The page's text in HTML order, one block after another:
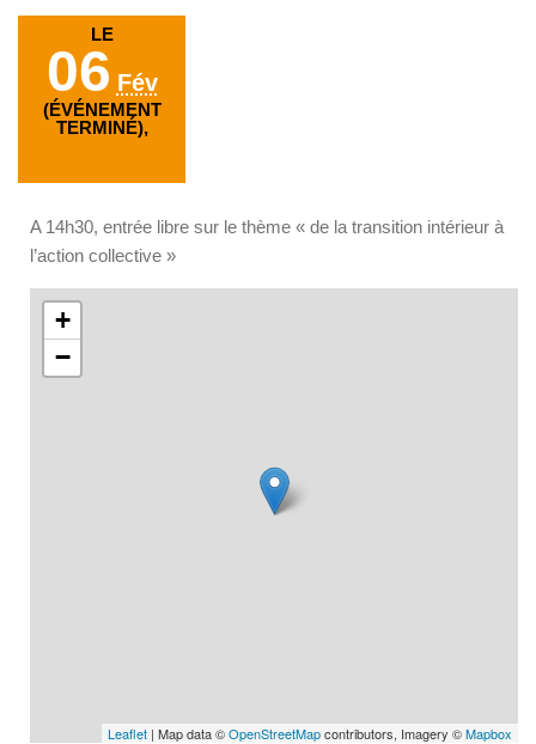
LE
06 Fév
(ÉVÉNEMENT
TERMINÉ),
A 14h30, entrée libre sur le thème « de la transition intérieur à
l’action collective »
+
−
Leaflet | Map data ©OpenStreetMapcontributors, Imagery ©Mapbox